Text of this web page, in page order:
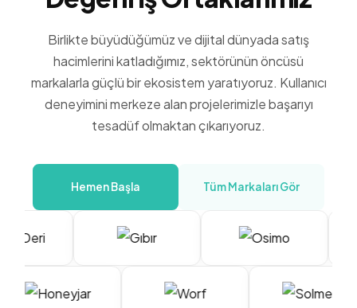
Birlikte büyüdüğümüz ve dijital dünyada satış
hacimlerini katladığımız, sektörünün öncüsü
markalarla güçlü bir ekosistem yaratıyoruz. Kullanıcı
deneyimini merkeze alan projelerimizle başarıyı
tesadüf olmaktan çıkarıyoruz.
Hemen Başla Tüm Markaları Gör